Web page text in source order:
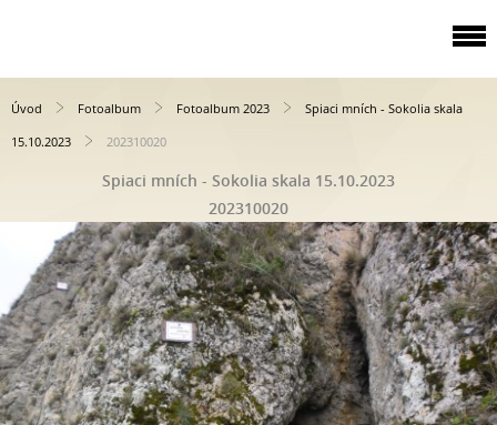
Úvod Fotoalbum Fotoalbum 2023
Spiaci mních - Sokolia skala
15.10.2023
202310020
Spiaci mních - Sokolia skala 15.10.2023
202310020